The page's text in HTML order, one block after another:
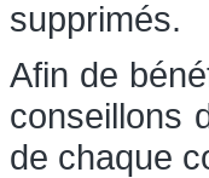
supprimés.
Afin de
conseillons
de chaque